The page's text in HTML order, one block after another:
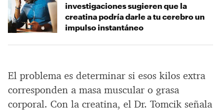
El problema es determinar si esos kilos extra
corresponden a masa muscular o grasa
corporal. Con la creatina, el Dr. Tomcik señala
investigaciones sugieren que la
creatina podría darle a tu cerebro un
impulso instantáneo